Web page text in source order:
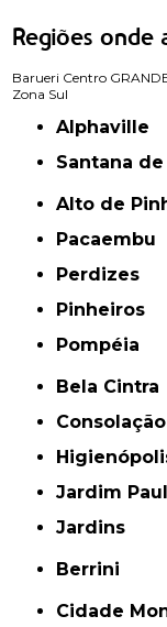
Regiões onde
Barueri Centro
Zona Sul
Alphaville
Santana
Alto de
Pacaembu
Perdizes
Pinheiros
Pompéia
Bela Cintra
Consolação
Jardim
Jardins
Berrini
Cidade